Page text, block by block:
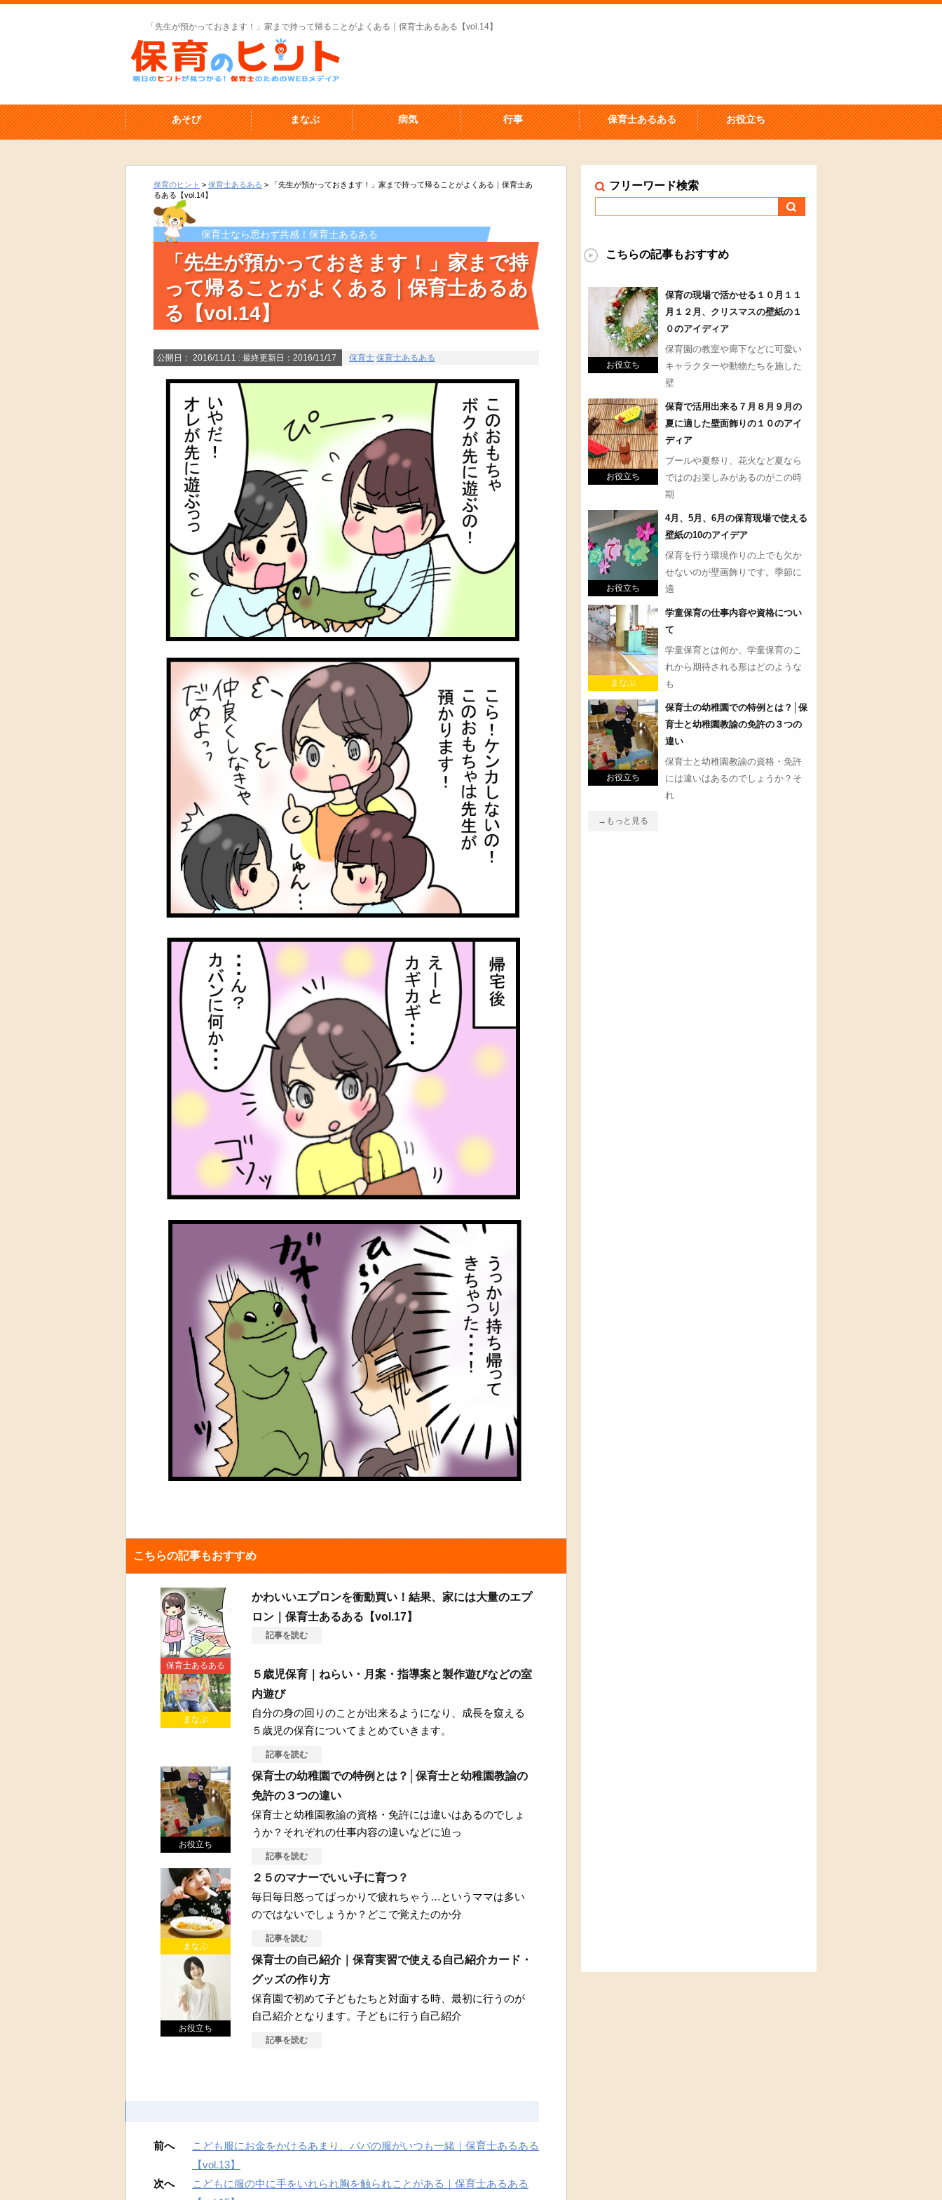
「先生が預かっておきます！」家まで持って帰ることがよくある｜保育士あるある【vol.14】
あそび まなぶ 病気 行事 保育士あるある お役立ち
保育のヒント > 保育士あるある >
「先生が預かっておきます！」家まで持って帰ることがよくある｜保育士あ
るある【vol.14】
保育士なら思わず共感！保育士あるある
「先生が預かっておきます！」家まで持
って帰ることがよくある｜保育士あるあ
る【vol.14】
公開日： 2016/11/11 : 最終更新日：2016/11/17 保育士 保育士あるある
こちらの記事もおすすめ
保育士あるある
かわいいエプロンを衝動買い！結果、家には大量のエプ
ロン｜保育士あるある【vol.17】
記事を読む
まなぶ
５歳児保育｜ねらい・月案・指導案と製作遊びなどの室
内遊び
自分の身の回りのことが出来るようになり、成長を窺える
５歳児の保育についてまとめていきます。
記事を読む
お役立ち
保育士の幼稚園での特例とは？│保育士と幼稚園教諭の
免許の３つの違い
保育士と幼稚園教諭の資格・免許には違いはあるのでしょ
うか？それぞれの仕事内容の違いなどに迫っ
記事を読む
まなぶ
２５のマナーでいい子に育つ？
毎日毎日怒ってばっかりで疲れちゃう…というママは多い
のではないでしょうか？どこで覚えたのか分
記事を読む
お役立ち
保育士の自己紹介｜保育実習で使える自己紹介カード・
グッズの作り方
保育園で初めて子どもたちと対面する時、最初に行うのが
自己紹介となります。子どもに行う自己紹介
記事を読む
前へ
こども服にお金をかけるあまり、パパの服がいつも一緒｜保育士あるある
【vol.13】
次へ
こどもに服の中に手をいれられ胸を触られことがある｜保育士あるある
フリーワード検索
こちらの記事もおすすめ
お役立ち
保育の現場で活かせる１０月１１
月１２月、クリスマスの壁紙の１
０のアイディア
保育園の教室や廊下などに可愛い
キャラクターや動物たちを施した
壁
お役立ち
保育で活用出来る７月８月９月の
夏に適した壁面飾りの１０のアイ
ディア
プールや夏祭り、花火など夏なら
ではのお楽しみがあるのがこの時
期
お役立ち
4月、5月、6月の保育現場で使える
壁紙の10のアイデア
保育を行う環境作りの上でも欠か
せないのが壁画飾りです。季節に
適
まなぶ
学童保育の仕事内容や資格につい
て
学童保育とは何か、学童保育のこ
れから期待される形はどのような
も
お役立ち
保育士の幼稚園での特例とは？│保
育士と幼稚園教諭の免許の３つの
違い
保育士と幼稚園教諭の資格・免許
には違いはあるのでしょうか？そ
れ
→もっと見る